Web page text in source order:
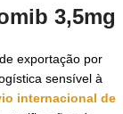
3,5mg
exportação por
sensível à
internacional de